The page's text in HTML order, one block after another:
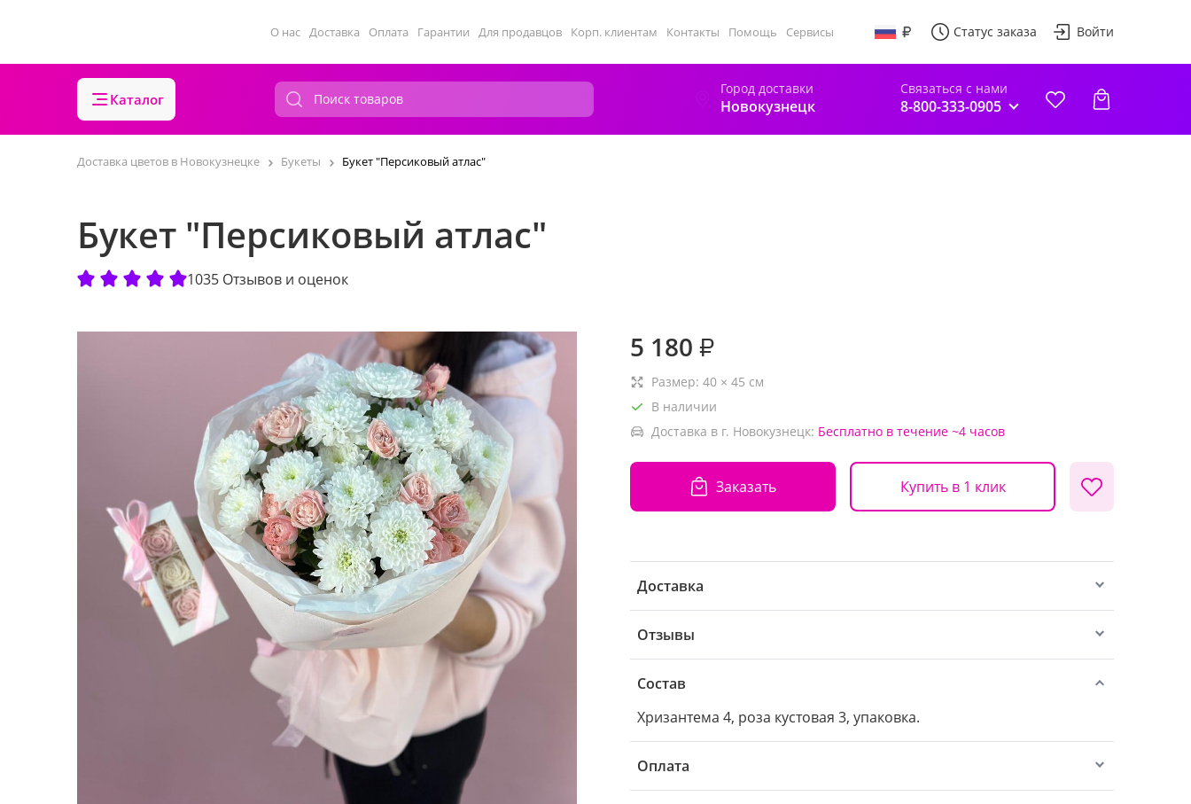
О нас Доставка Оплата Гарантии Для продавцов Корп. клиентам Контакты Помощь Сервисы Статус заказа Войти
Каталог
Город доставки
Новокузнецк
Связаться с нами
8-800-333-0905
Доставка цветов в Новокузнецке Букеты Букет "Персиковый атлас"
Букет "Персиковый атлас"
1035 Отзывов и оценок
5 180 ₽
Размер: 40 × 45 см
В наличии
Доставка в г. Новокузнецк: Бесплатно в течение ~4 часов
Заказать Купить в 1 клик
Доставка
Отзывы
Состав
Хризантема 4, роза кустовая 3, упаковка.
Оплата